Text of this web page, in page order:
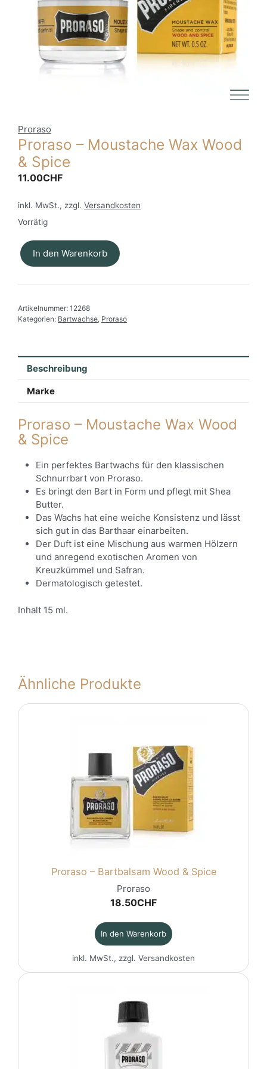
Proraso
Proraso – Moustache Wax Wood
& Spice
11.00CHF
inkl. MwSt., zzgl. Versandkosten
Vorrätig
Proraso
Moustache
Wood
&
In den Warenkorb
Artikelnummer: 12268
Kategorien: Bartwachse Proraso
Beschreibung
Marke
Proraso – Moustache Wax Wood
& Spice
Ein perfektes Bartwachs für den klassischen
Schnurrbart von Proraso.
Es bringt den Bart in Form und pflegt mit Shea
Butter.
Das Wachs hat eine weiche Konsistenz und lässt
sich gut in das Barthaar einarbeiten.
Der Duft ist eine Mischung aus warmen Hölzern
und anregend exotischen Aromen von
Kreuzkümmel und Safran.
Dermatologisch getestet.
Inhalt 15 ml.
Ähnliche Produkte
Proraso – Bartbalsam Wood & Spice
Proraso
18.50CHF
In den Warenkorb
inkl. MwSt., zzgl. Versandkosten